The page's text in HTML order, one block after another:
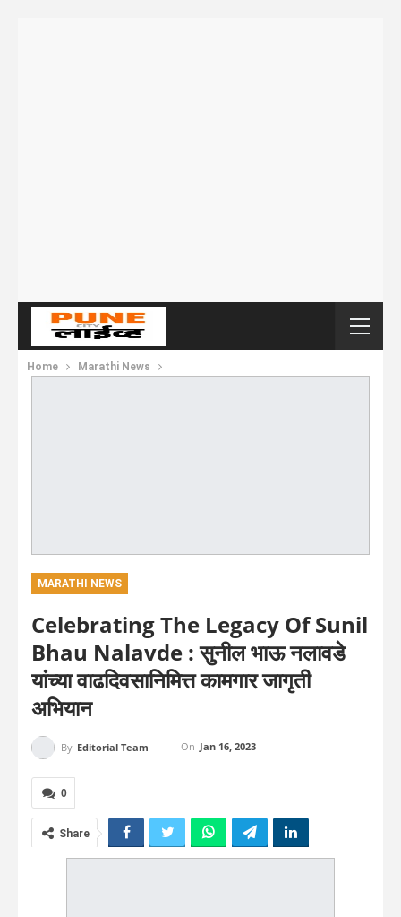
Home Marathi News
MARATHI NEWS
Celebrating The Legacy Of Sunil
Bhau Nalavde : सुनील भाऊ नलावडे
यांच्या वाढदिवसानिमित्त कामगार जागृती
अभियान
By Editorial Team On Jan 16, 2023
0
Share